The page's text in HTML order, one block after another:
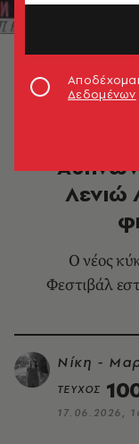
Λενιώ
Ο νέος
Φεστιβάλ
Νίκη -
ΤΕΥΧΟΣ
17.06.2026,
Δεδομένων